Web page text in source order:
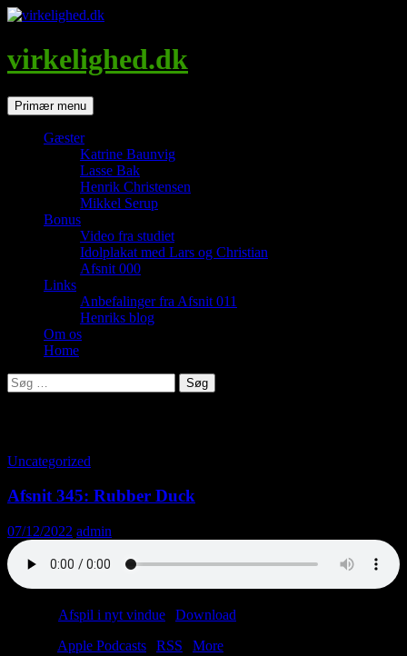
Hop
indhold
virkelighed.dk
SøgPrimær menu
Gæster
Katrine Baunvig
Lasse Bak
Henrik Christensen
Mikkel Serup
Bonus
Video fra studiet
Idolplakat med Lars og Christian
Afsnit 000
Links
Anbefalinger fra Afsnit 011
Henriks blog
Om os
Home
Søg
efter:
Uncategorized
Afsnit 345: Rubber Duck
07/12/2022 admin
Afspil i nyt vindue Download
Apple Podcasts RSS
More